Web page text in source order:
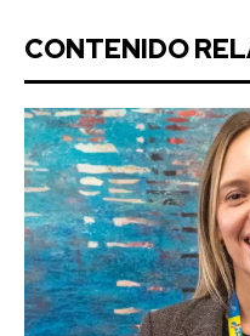
CONTENIDO